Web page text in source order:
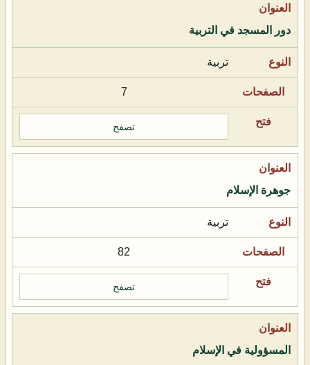
دور المسجد في التربية
تربية
7
تصفح
جوهرة الإسلام
تربية
82
تصفح
المسؤولية في الإسلام